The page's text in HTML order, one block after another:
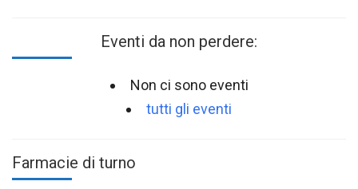
Eventi da non perdere:
Non ci sono eventi
tutti gli eventi
Farmacie di turno